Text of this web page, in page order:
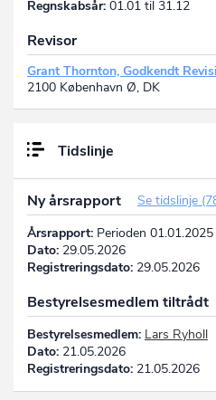
Regnskabsår: 01.01 til 31.12
Revisor
Grant Thornton, Godkendt
2100 København Ø, DK
Tidslinje
Ny årsrapport
Se tidslinje
Årsrapport: Perioden
Dato: 29.05.2026
Registreringsdato: 29.05.2026
Bestyrelsesmedlem tiltrådt
Bestyrelsesmedlem: Lars Ryholl
Dato: 21.05.2026
Registreringsdato: 21.05.2026